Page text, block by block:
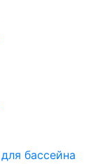
бассейна